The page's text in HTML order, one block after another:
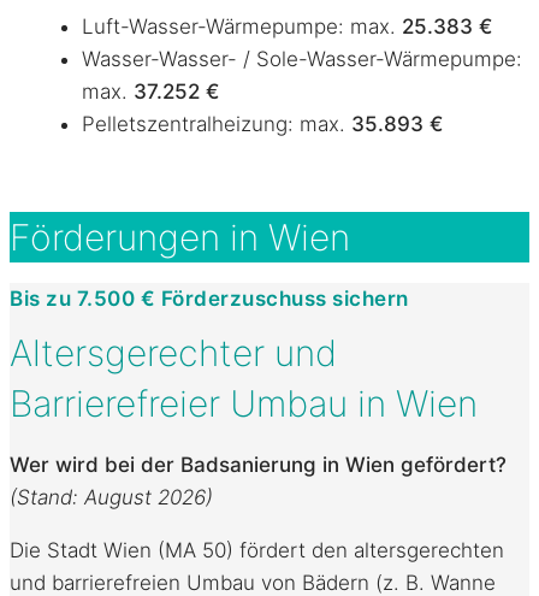
Luft-Wasser-Wärmepumpe: max. 25.383 €
Wasser-Wasser- / Sole-Wasser-Wärmepumpe:
max. 37.252 €
Pelletszentralheizung: max. 35.893 €
Förderungen in Wien
Bis zu 7.500 € Förderzuschuss sichern
Altersgerechter und
Barrierefreier Umbau in Wien
Wer wird bei der Badsanierung in Wien gefördert?
(Stand: August 2026)
Die Stadt Wien (MA 50) fördert den altersgerechten
und barrierefreien Umbau von Bädern (z. B. Wanne